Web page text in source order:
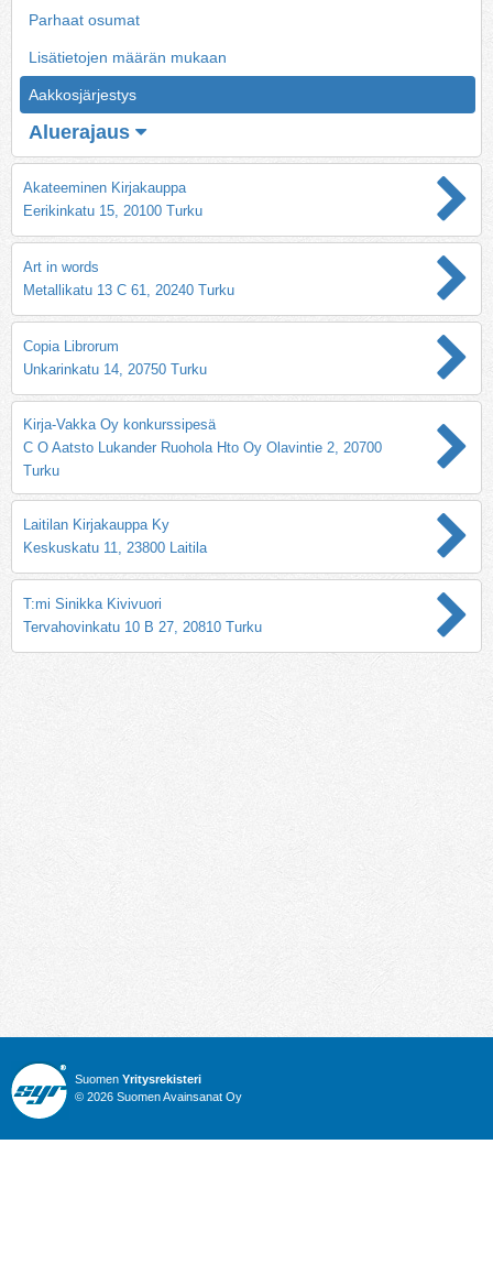
Parhaat osumat
Lisätietojen määrän mukaan
Aakkosjärjestys
Aluerajaus
Akateeminen Kirjakauppa
Eerikinkatu 15, 20100 Turku
Art in words
Metallikatu 13 C 61, 20240 Turku
Copia Librorum
Unkarinkatu 14, 20750 Turku
Kirja-Vakka Oy konkurssipesä
C O Aatsto Lukander Ruohola Hto Oy Olavintie 2, 20700
Turku
Laitilan Kirjakauppa Ky
Keskuskatu 11, 23800 Laitila
T:mi Sinikka Kivivuori
Tervahovinkatu 10 B 27, 20810 Turku
Suomen Yritysrekisteri
© 2026 Suomen Avainsanat Oy